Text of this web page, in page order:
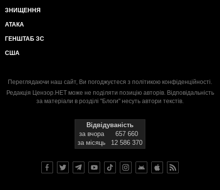
ЗНИЩЕННЯ
АТАКА
ГЕНШТАБ ЗС
США
Переглядаючи наш сайт, Ви погоджуєтеся з політикою конфіденційності.
Редакція Цензор.НЕТ може не поділяти позицію авторів. Відповідальність
за матеріали в розділі "Блоги" несуть автори текстів.
Відвідуваність
за вчора
657 660
за місяць
12 586 370